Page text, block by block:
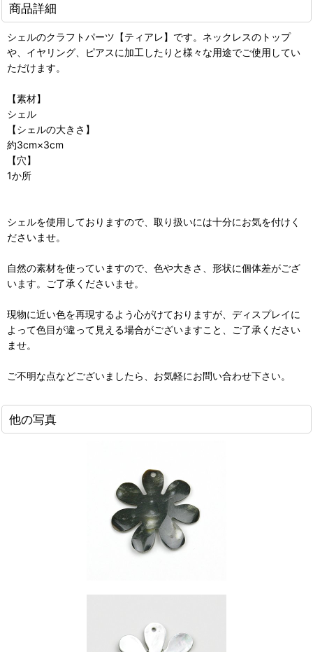
商品詳細
シェルのクラフトパーツ【ティアレ】です。ネックレスのトップ
や、イヤリング、ピアスに加工したりと様々な用途でご使用してい
ただけます。
【素材】
シェル
【シェルの大きさ】
約3cm×3cm
【穴】
1か所
シェルを使用しておりますので、取り扱いには十分にお気を付けく
ださいませ。
自然の素材を使っていますので、色や大きさ、形状に個体差がござ
います。ご了承くださいませ。
現物に近い色を再現するよう心がけておりますが、ディスプレイに
よって色目が違って見える場合がございますこと、ご了承ください
ませ。
ご不明な点などございましたら、お気軽にお問い合わせ下さい。
他の写真